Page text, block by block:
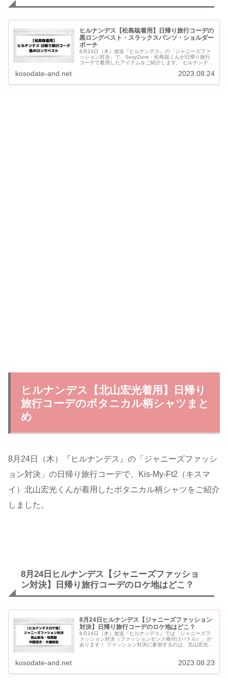
ヒルナンデス【松島聡着用】日帰り旅行コーデの
黒ロングベスト・スラックスパンツ・ショルダー
ポーチ
8月24日（木）放送『ヒルナンデス』の「ジャニーズファ
ッション対決」で、SexyZone・松島聡くんが日帰り旅行
コーデで着用したアイテムをご紹介します。 ヒルナンデス
kosodate-and.net 2023.08.24
ヒルナンデス【北山宏光着用】日帰り
旅行コーデのボタニカル柄シャツまと
め
8月24日（木）『ヒルナンデス』の「ジャニーズファッシ
ョン対決」の日帰り旅行コーデで、Kis-My-Ft2（キスマ
イ）北山宏光くんが着用したボタニカル柄シャツをご紹介
しました。
8月24日ヒルナンデス【ジャニーズファッショ
ン対決】日帰り旅行コーデのロケ地はどこ？
8月24日ヒルナンデス【ジャニーズファッション
対決】日帰り旅行コーデのロケ地はどこ？
8月24日（木）放送『ヒルナンデス』では「ジャニーズフ
ァッション対決（ファッションセンス格付けバトル）」が
あります！ ファッション対決に参加するのは、北山宏光
kosodate-and.net 2023.08.23